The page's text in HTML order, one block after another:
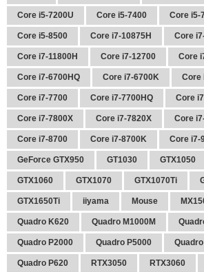
Core i5-7200U Core i5-7400 Core i5-
Core i5-8500 Core i7-10875H Core
Core i7-11800H Core i7-12700 Core
Core i7-6700HQ Core i7-6700K Core
Core i7-7700 Core i7-7700HQ Core
Core i7-7800X Core i7-7820X Core
Core i7-8700 Core i7-8700K Core i7-
GeForce GTX950 GT1030 GTX1050
GTX1060 GTX1070 GTX1070Ti
GTX1650Ti iiyama Mouse
Quadro K620 Quadro M1000M
Quadro P2000 Quadro P5000
Quadro P620 RTX3050 RTX3060